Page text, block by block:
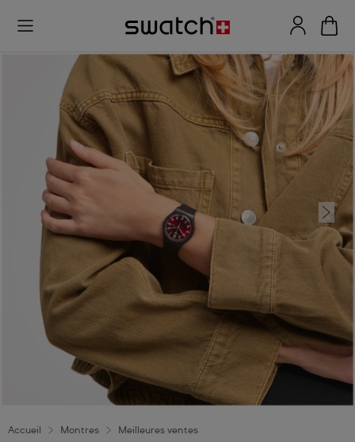
Accueil Montres Meilleures ventes